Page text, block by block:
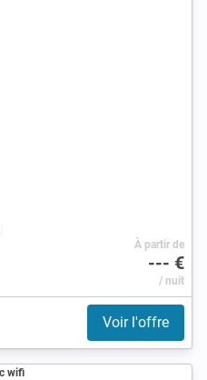
À partir de
--- €
/ nuit
Voir l'offre